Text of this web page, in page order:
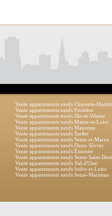
Vente appartements neufs Charente-
Vente appartements neufs Finistère
Vente appartements neufs Ille-et-Vilaine
Vente appartements neufs Maine-et-Loire
Vente appartements neufs Mayenne
Vente appartements neufs Sarthe
Vente appartements neufs Seine-et-Marne
Vente appartements neufs Deux-Sèvres
Vente appartements neufs Essonne
Vente appartements neufs Seine-Saint-
Vente appartements neufs Val-d'Oise
Vente appartements neufs Indre-et-Loire
Vente appartements neufs Seine-Maritime